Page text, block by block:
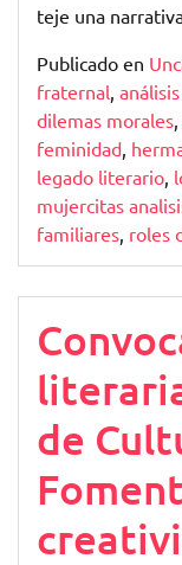
teje una
Publicado en
fraternal
dilemas morales
feminidad
legado literario
mujercitas
familiares roles
de